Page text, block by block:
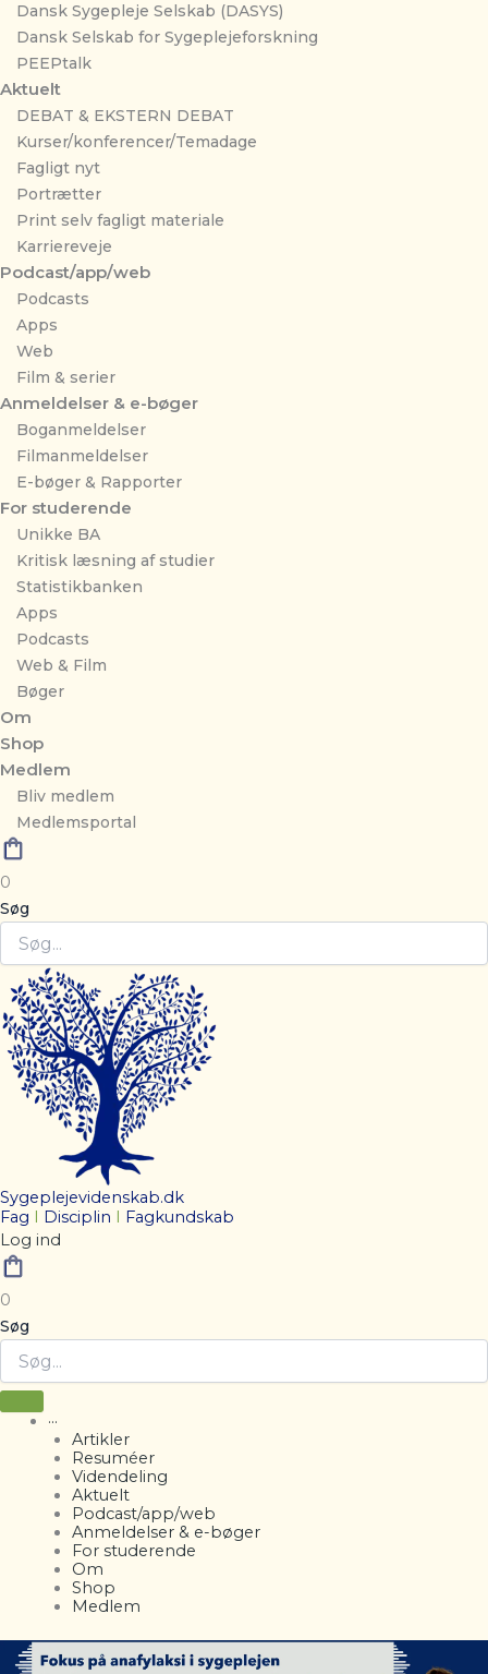
Dansk Sygepleje Selskab (DASYS)
Dansk Selskab for Sygeplejeforskning
PEEPtalk
Aktuelt
DEBAT & EKSTERN DEBAT
Kurser/konferencer/Temadage
Fagligt nyt
Portrætter
Print selv fagligt materiale
Karriereveje
Podcast/app/web
Podcasts
Apps
Web
Film & serier
Anmeldelser & e-bøger
Boganmeldelser
Filmanmeldelser
E-bøger & Rapporter
For studerende
Unikke BA
Kritisk læsning af studier
Statistikbanken
Apps
Podcasts
Web & Film
Bøger
Om
Shop
Medlem
Bliv medlem
Medlemsportal
0
Søg
Sygeplejevidenskab.dk
Fag
Disciplin
Fagkundskab
Log ind
0
Søg
···
Artikler
Resuméer
Videndeling
Aktuelt
Podcast/app/web
Anmeldelser & e-bøger
For studerende
Om
Shop
Medlem